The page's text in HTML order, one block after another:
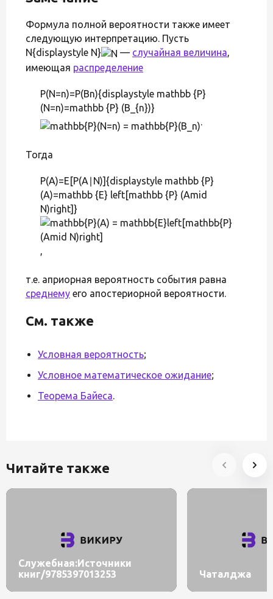
Формула полной вероятности также имеет
следующую интерпретацию. Пусть
N{displaystyle N}
— случайная величина,
имеющая распределение
P(N=n)=P(Bn){displaystyle mathbb {P}
(N=n)=mathbb {P} (B_{n})}
.
Тогда
P(A)=E[P(A∣N)]{displaystyle mathbb {P}
(A)=mathbb {E} left[mathbb {P} (Amid
N)right]}
,
т.е. априорная вероятность события равна
среднему его апостериорной вероятности.
См. также
Условная вероятность;
Условное математическое ожидание;
Теорема Байеса.
Читайте также
Служебная:Источники
книг/9785397013253
Чаталджа